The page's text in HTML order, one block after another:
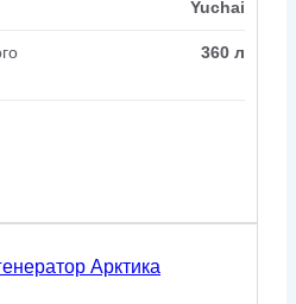
Yuchai
360 л